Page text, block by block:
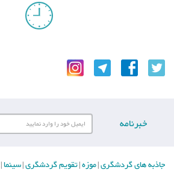
خبرنامه
جاذبه های گردشگری|موزه|تقویم گردشگری|سینما|